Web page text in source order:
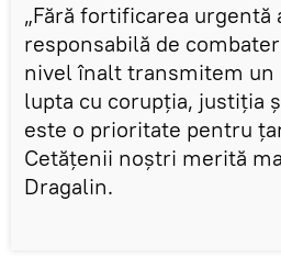
„Fără fortificarea
responsabilă de
nivel înalt transmitem un
lupta cu corupția, justiția
este o prioritate pentru
Cetățenii noștri merită
Dragalin.